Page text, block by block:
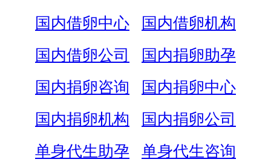
国内借卵中心
国内借卵机构
国内借卵公司
国内捐卵助孕
国内捐卵咨询
国内捐卵中心
国内捐卵机构
国内捐卵公司
单身代生助孕
单身代生咨询